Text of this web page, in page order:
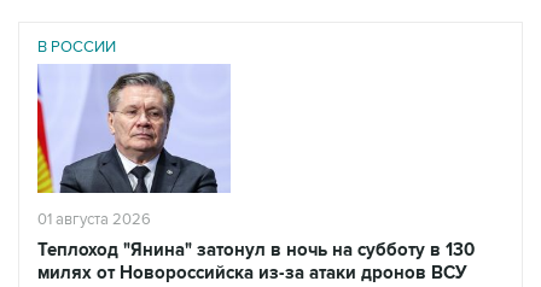
В РОССИИ
01 августа 2026
Теплоход "Янина" затонул в ночь на субботу в 130
милях от Новороссийска из-за атаки дронов ВСУ